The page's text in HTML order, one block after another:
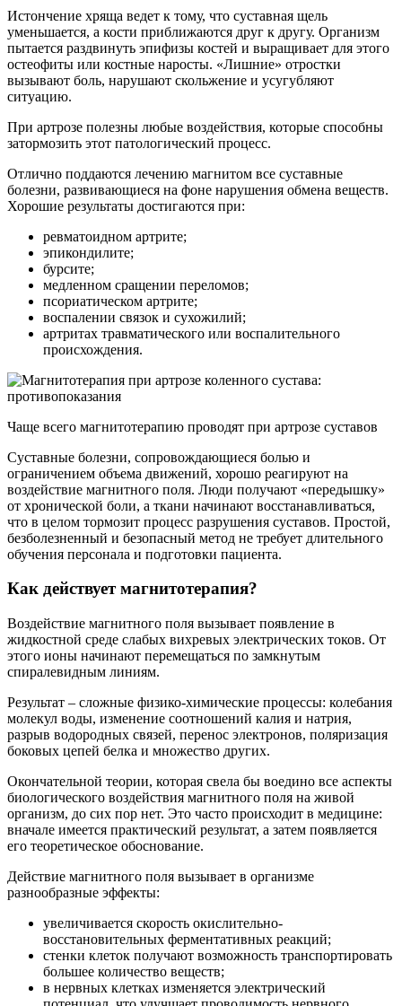
Истончение хряща ведет к тому, что суставная щель
уменьшается, а кости приближаются друг к другу. Организм
пытается раздвинуть эпифизы костей и выращивает для этого
остеофиты или костные наросты. «Лишние» отростки
вызывают боль, нарушают скольжение и усугубляют
ситуацию.
При артрозе полезны любые воздействия, которые способны
затормозить этот патологический процесс.
Отлично поддаются лечению магнитом все суставные
болезни, развивающиеся на фоне нарушения обмена веществ.
Хорошие результаты достигаются при:
ревматоидном артрите;
эпикондилите;
бурсите;
медленном сращении переломов;
псориатическом артрите;
воспалении связок и сухожилий;
артритах травматического или воспалительного
происхождения.
Чаще всего магнитотерапию проводят при артрозе суставов
Суставные болезни, сопровождающиеся болью и
ограничением объема движений, хорошо реагируют на
воздействие магнитного поля. Люди получают «передышку»
от хронической боли, а ткани начинают восстанавливаться,
что в целом тормозит процесс разрушения суставов. Простой,
безболезненный и безопасный метод не требует длительного
обучения персонала и подготовки пациента.
Как действует магнитотерапия?
Воздействие магнитного поля вызывает появление в
жидкостной среде слабых вихревых электрических токов. От
этого ионы начинают перемещаться по замкнутым
спиралевидным линиям.
Результат – сложные физико-химические процессы: колебания
молекул воды, изменение соотношений калия и натрия,
разрыв водородных связей, перенос электронов, поляризация
боковых цепей белка и множество других.
Окончательной теории, которая свела бы воедино все аспекты
биологического воздействия магнитного поля на живой
организм, до сих пор нет. Это часто происходит в медицине:
вначале имеется практический результат, а затем появляется
его теоретическое обоснование.
Действие магнитного поля вызывает в организме
разнообразные эффекты:
увеличивается скорость окислительно-
восстановительных ферментативных реакций;
стенки клеток получают возможность транспортировать
большее количество веществ;
в нервных клетках изменяется электрический